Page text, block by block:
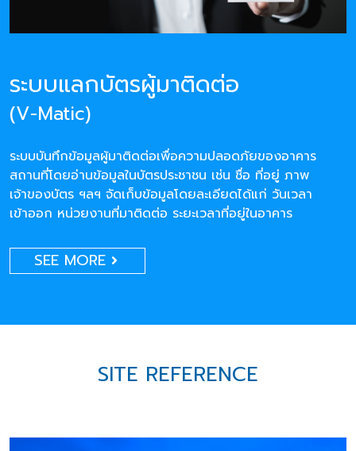
ระบบแลกบัตรผู้มาติดต่อ
(V-Matic)
ระบบบันทึกข้อมูลผู้มาติดต่อเพื่อความปลอดภัยของอาคาร
สถานที่โดยอ่านข้อมูลในบัตรประชาชน เช่น ชื่อ ที่อยู่ ภาพ
เจ้าของบัตร ฯลฯ จัดเก็บข้อมูลโดยละเอียดได้แก่ วันเวลา
เข้าออก หน่วยงานที่มาติดต่อ ระยะเวลาที่อยู่ในอาคาร
SEE MORE
SITE REFERENCE